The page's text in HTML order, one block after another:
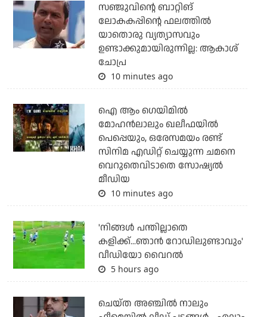
സഞ്ജുവിന്റെ ബാറ്റിങ്
ലോകകപ്പിന്റെ ഫലത്തില്‍
യാതൊരു വ്യത്യാസവും
ഉണ്ടാക്കുമായിരുന്നില്ല: ആകാശ്
ചോപ്ര
10 minutes ago
ഐ ആം ഗെയിമില്‍
മോഹന്‍ലാലും ഖലീഫയില്‍
പെപ്പെയും, ഒരേസമയം രണ്ട്
സിനിമ എഡിറ്റ് ചെയ്യുന്ന ചമനെ
വെറുതെവിടാതെ സോഷ്യല്‍
മീഡിയ
10 minutes ago
'നിങ്ങള്‍ പന്തില്ലാതെ
കളിക്ക്...ഞാന്‍ റോഡിലുണ്ടാവും'
വീഡിയോ വൈറല്‍
5 hours ago
ചെയ്ത അഞ്ചില്‍ നാലും